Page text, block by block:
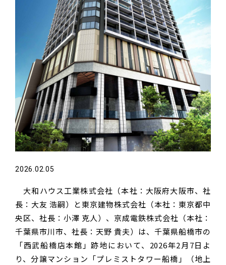
2026.02.05
大和ハウス工業株式会社（本社：大阪府大阪市、社
長：大友 浩嗣）と東京建物株式会社（本社：東京都中
央区、社長：小澤 克人）、京成電鉄株式会社（本社：
千葉県市川市、社長：天野 貴夫）は、千葉県船橋市の
「西武船橋店本館」跡地において、2026年2月7日よ
り、分譲マンション「プレミストタワー船橋」（地上